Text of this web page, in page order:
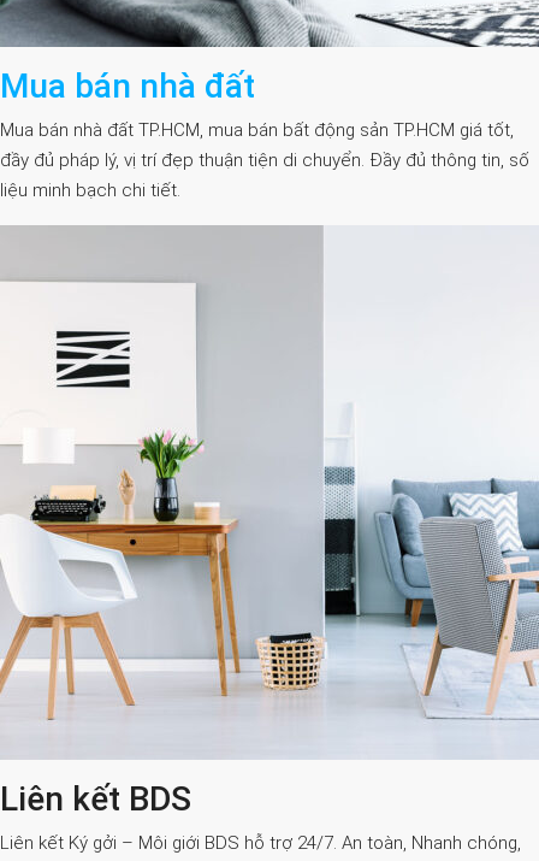
Mua bán nhà đất
Mua bán nhà đất TP.HCM, mua bán bất động sản TP.HCM giá tốt,
đầy đủ pháp lý, vị trí đẹp thuận tiện di chuyển. Đầy đủ thông tin, số
liệu minh bạch chi tiết.
Liên kết BDS
Liên kết Ký gởi – Môi giới BDS hỗ trợ 24/7. An toàn, Nhanh chóng,